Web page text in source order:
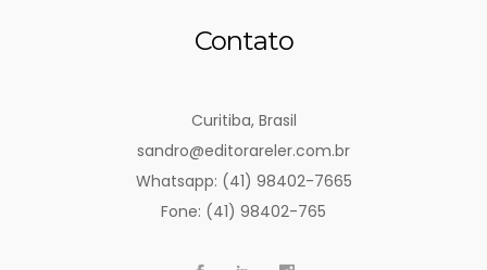
Contato
Curitiba, Brasil
sandro@editorareler.com.br
Whatsapp: (41) 98402-7665
Fone: (41) 98402-765